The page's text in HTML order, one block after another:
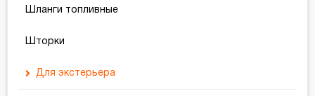
Шланги топливные
Шторки
Для экстерьера